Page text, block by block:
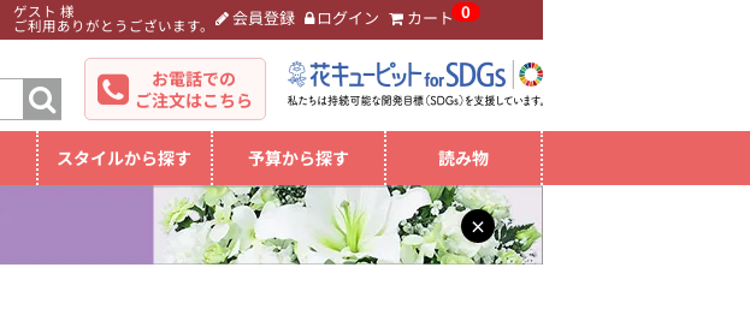
ゲスト 様
ご利用ありがとうございます。 会員登録 ログイン カート 0
お電話での
ご注文はこちら
スタイルから探す 予算から探す 読み物
×